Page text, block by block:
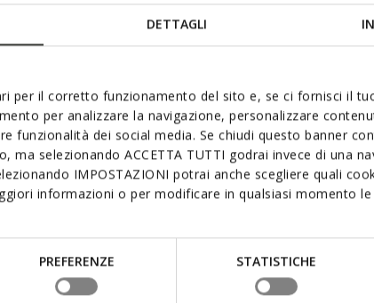
DETTAGLI
per il corretto funzionamento del sito e, se ci fornisci il
per analizzare la navigazione, personalizzare
funzionalità dei social media. Se chiudi questo banner
ma selezionando ACCETTA TUTTI godrai invece di una
IMPOSTAZIONI potrai anche scegliere quali
informazioni o per modificare in qualsiasi momento
PREFERENZE STATISTICHE
it is made from
premium padding
other layers and is
(GRS) certified
content and
GEOX SPA